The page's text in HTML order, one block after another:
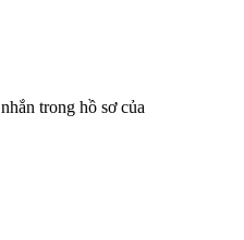
trong hồ sơ của